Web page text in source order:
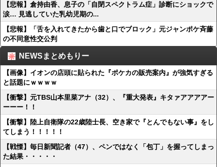
【悲報】倉持由香、息子の「自閉スペクトラム症」診断にショックで
涙… 見逃していた乳幼児期の...
【悲報】「舌を入れてきたから歯と口でブロック」元ジャンポケ斉藤
の不同意性交公判
NEWSまとめもりー
【画像】イオンの店頭に貼られた『ポケカの販売案内』が強気すぎる
と話題にｗｗｗｗ
【衝撃】元TBS山本里菜アナ（32）、『重大発表』キタァアアアアー
ーーー！！
【衝撃】陸上自衛隊の22歳陸士長、空き家で『とんでもない事』をし
てしまう！！！！！
【戦慄】毎日新聞記者（47）、ペンではなく「包丁」を握ってしまっ
た結果・・・・・